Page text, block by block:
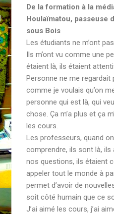
De la formation à la
Houlaïmatou, passeuse
sous Bois
Les étudiants ne m’ont
Ils m’ont vu comme une
étaient là, ils étaient
Personne ne me regardait
comme je voulais qu’on
personne qui est là, qui
chose. Ça m’a plus et ça
les cours.
Les professeurs, quand
comprendre, ils sont là,
nos questions, ils étaient
appeler tout le monde à
permet d’avoir de
soit côté humain que ce
J’ai aimé les cours, j’ai